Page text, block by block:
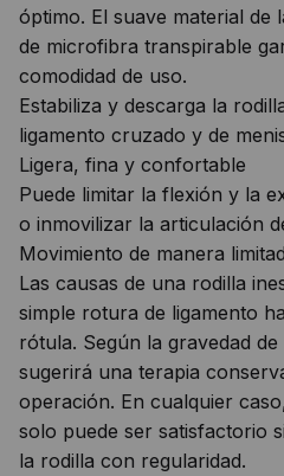
óptimo. El suave material de
de microfibra transpirable
comodidad de uso.
Estabiliza y descarga la
ligamento cruzado y de
Ligera, fina y confortable
Puede limitar la flexión y la
o inmovilizar la articulación
Movimiento de manera
Las causas de una rodilla
simple rotura de ligamento
rótula. Según la gravedad
sugerirá una terapia
operación. En cualquier
solo puede ser satisfactorio
la rodilla con regularidad.